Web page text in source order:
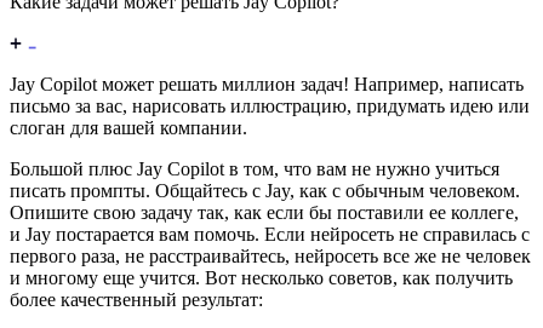
Jay Copilot может решать миллион задач! Например, написать
письмо за вас, нарисовать иллюстрацию, придумать идею или
слоган для вашей компании.
Большой плюс Jay Copilot в том, что вам не нужно учиться
писать промпты. Общайтесь с Jay, как с обычным человеком.
Опишите свою задачу так, как если бы поставили ее коллеге,
и Jay постарается вам помочь. Если нейросеть не справилась с
первого раза, не расстраивайтесь, нейросеть все же не человек
и многому еще учится. Вот несколько советов, как получить
более качественный результат: